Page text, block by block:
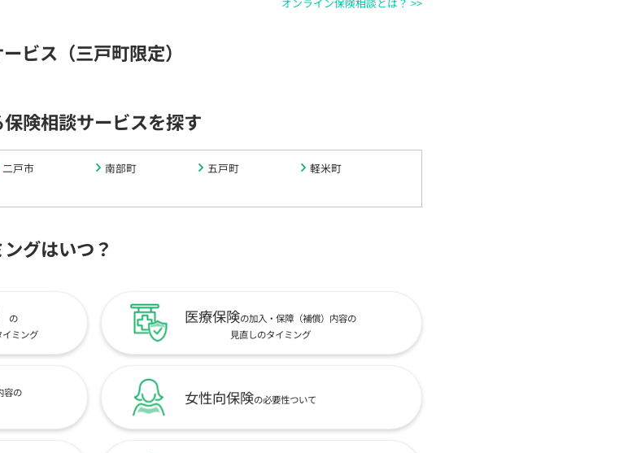
ビス（三戸町限定）
険相談サービスを探す
二戸市 南部町 五戸町
軽米町
グはいつ？
の
ミング
医療保険の加入・保障（補償）内容の
見直しのタイミング
容の
女性向保険の必要性ついて